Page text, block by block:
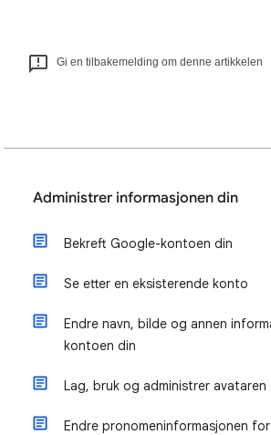
Gi en tilbakemelding om denne artikkelen
Administrer informasjonen din
Bekreft Google-kontoen din
Se etter en eksisterende konto
Endre navn, bilde og annen
kontoen din
Lag, bruk og administrer avataren
Endre pronomeninformasjonen